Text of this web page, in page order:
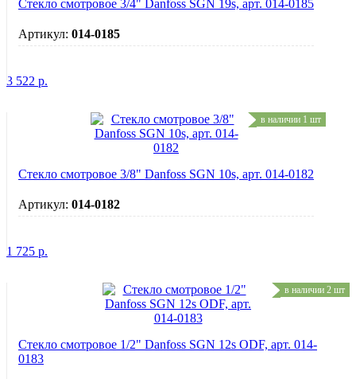
Стекло смотровое 3/4" Danfoss SGN 19s, арт. 014-0185
Артикул: 014-0185
3 522 р.
в наличии 1 шт
Стекло смотровое 3/8" Danfoss SGN 10s, арт. 014-0182
Артикул: 014-0182
1 725 р.
в наличии 2 шт
Стекло смотровое 1/2" Danfoss SGN 12s ODF, арт. 014-
0183